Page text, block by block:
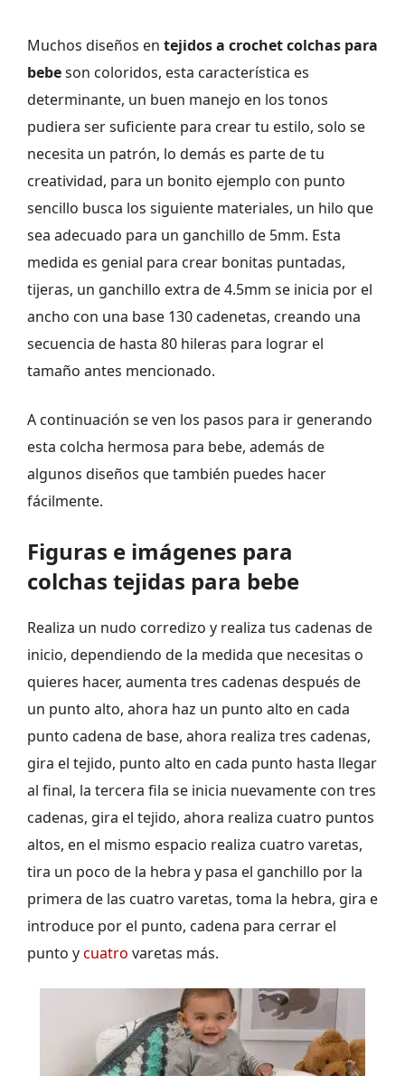
Muchos diseños en tejidos a crochet colchas para
bebeson coloridos, esta característica es
determinante, un buen manejo en los tonos
pudiera ser suficiente para crear tu estilo, solo se
necesita un patrón, lo demás es parte de tu
creatividad, para un bonito ejemplo con punto
sencillo busca los siguiente materiales, un hilo que
sea adecuado para un ganchillo de 5mm. Esta
medida es genial para crear bonitas puntadas,
tijeras, un ganchillo extra de 4.5mm se inicia por el
ancho con una base 130 cadenetas, creando una
secuencia de hasta 80 hileras para lograr el
tamaño antes mencionado.
A continuación se ven los pasos para ir generando
esta colcha hermosa para bebe, además de
algunos diseños que también puedes hacer
fácilmente.
Figuras e imágenes para
colchas tejidas para bebe
Realiza un nudo corredizo y realiza tus cadenas de
inicio, dependiendo de la medida que necesitas o
quieres hacer, aumenta tres cadenas después de
un punto alto, ahora haz un punto alto en cada
punto cadena de base, ahora realiza tres cadenas,
gira el tejido, punto alto en cada punto hasta llegar
al final, la tercera fila se inicia nuevamente con tres
cadenas, gira el tejido, ahora realiza cuatro puntos
altos, en el mismo espacio realiza cuatro varetas,
tira un poco de la hebra y pasa el ganchillo por la
primera de las cuatro varetas, toma la hebra, gira e
introduce por el punto, cadena para cerrar el
punto ycuatro varetas más.